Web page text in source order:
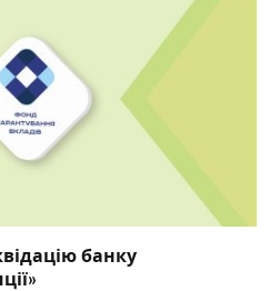
банку